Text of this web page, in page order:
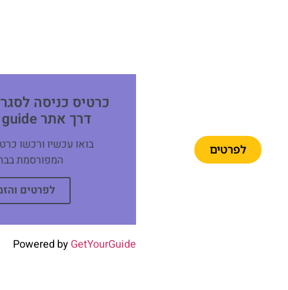
לפרטים
כרטיס כניסה
דרך אתר get your guide
בואו עכשיו ורכשו
המפורסמת
לפרטים
Powered byGetYourGuide